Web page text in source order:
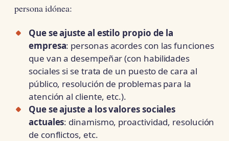
persona idónea:
Que se ajuste al estilo propio de la
empresa: personas acordes con las funciones
que van a desempeñar (con habilidades
sociales si se trata de un puesto de cara al
público, resolución de problemas para la
atención al cliente, etc.).
Que se ajuste a los valores sociales
actuales: dinamismo, proactividad, resolución
de conflictos, etc.